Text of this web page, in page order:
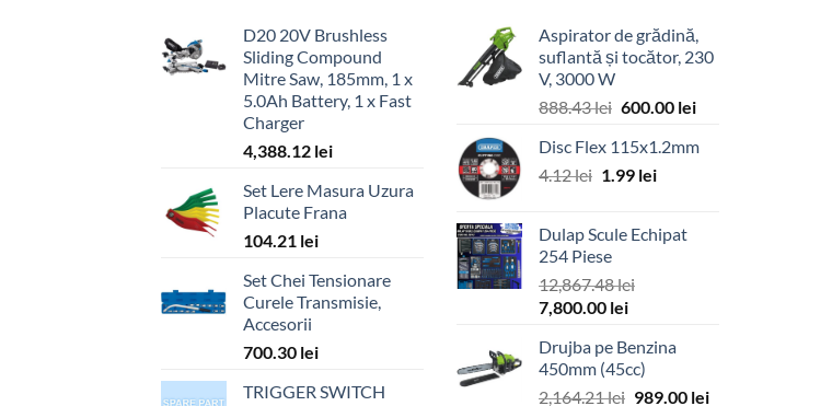
D20 20V Brushless
Sliding Compound
Mitre Saw, 185mm, 1 x
5.0Ah Battery, 1 x Fast
Charger
4,388.12 lei
Set Lere Masura Uzura
Placute Frana
104.21 lei
Set Chei Tensionare
Curele Transmisie,
Accesorii
700.30 lei
TRIGGER SWITCH
Aspirator de grădină,
suflantă și tocător, 230
V, 3000 W
888.43lei Prețul
a
fost:
600.00 leiPrețul
este:
Disc Flex 115x1.2mm
4.12lei Prețul
fost:
4.12 lei.
1.99 leiPrețul
1.99 lei.
Dulap Scule Echipat
254 Piese
12,867.48lei
Prețul
a
fost:
12,867.48 lei.
7,800.00 leiPrețul
este:
7,800.00 lei.
Drujba pe Benzina
450mm (45cc)
2,164.21lei Prețul
989.00 leiPrețul